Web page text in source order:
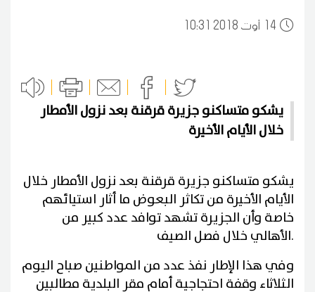
14 10:31 2018 أوت
يشكو متساكنو جزيرة قرقنة بعد نزول الأمطار
خلال الأيام الأخيرة
يشكو متساكنو جزيرة قرقنة بعد نزول الأمطار خلال
الأيام الأخيرة من تكاثر البعوض ما أثار استيائهم
خاصة وأن الجزيرة تشهد توافد عدد كبير من
الأهالي خلال فصل الصيف.
وفي هذا الإطار نفذ عدد من المواطنين صباح اليوم
الثلاثاء وقفة احتجاجية أمام مقر البلدية مطالبين